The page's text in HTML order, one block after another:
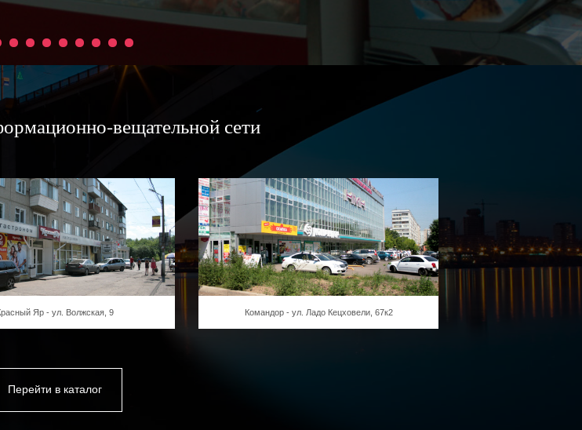
вещательной сети
Яр - ул. Волжская, 9 Командор - ул. Ладо Кецховели, 67к2
Перейти в каталог